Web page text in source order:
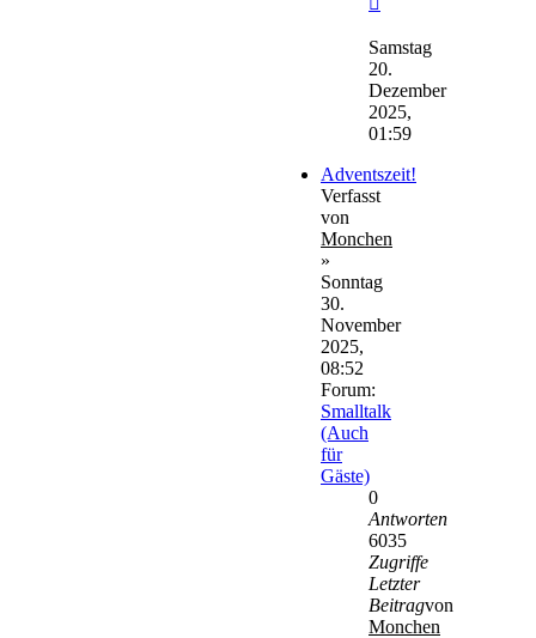
Beitrag
Samstag
20.
Dezember
2025,
01:59
Adventszeit!
Verfasst
von
Monchen
»
Sonntag
30.
November
2025,
08:52
Forum:
Smalltalk
(Auch
für
Gäste)
0
Antworten
6035
Zugriffe
Letzter
Beitragvon
Monchen